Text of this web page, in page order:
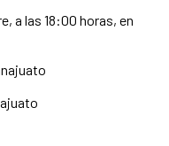
a las 18:00 horas, en